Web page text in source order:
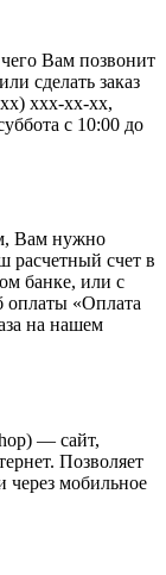
чего Вам позвонит
сделать заказ
xxx-xx-xx,
с 10:00 до
Вам нужно
расчетный счет в
банке, или с
оплаты «Оплата
на нашем
— сайт,
Позволяет
через мобильное